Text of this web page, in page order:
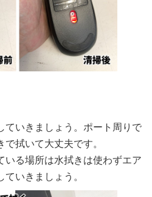
ていきましょう。ポート周りで
拭いて大丈夫です。
いる場所は水拭きは使わずエア
いきましょう。